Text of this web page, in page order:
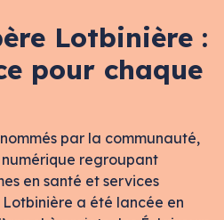
Lotbinière :
pour chaque
par la communauté,
numérique regroupant
en santé et services
a été lancée en